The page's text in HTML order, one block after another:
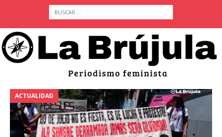
ACTUALIDAD